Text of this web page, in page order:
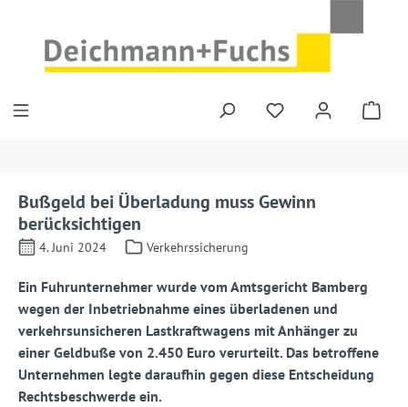
Bußgeld bei Überladung muss Gewinn
berücksichtigen
4. Juni 2024 Verkehrssicherung
Ein Fuhrunternehmer wurde vom Amtsgericht Bamberg
wegen der Inbetriebnahme eines überladenen und
verkehrsunsicheren Lastkraftwagens mit Anhänger zu
einer Geldbuße von 2.450 Euro verurteilt. Das betroffene
Unternehmen legte daraufhin gegen diese Entscheidung
Rechtsbeschwerde ein.